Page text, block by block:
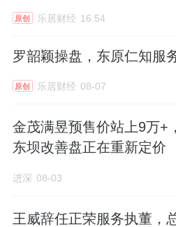
临时学习空间，利用工作
细心记下每个孩子的饮食
今年大年初一，寒风凛冽
瑟发抖地陪伴，直至家人
原创 乐居财经 16:54
罗韶颖操盘，东原仁知服
原创 乐居财经 08-07
金茂满昱预售价站上9万+，
东坝改善盘正在重新定价
进深 08-03
王威辞任正荣服务执董，